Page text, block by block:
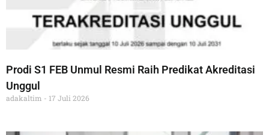
Prodi S1 FEB Unmul Resmi Raih Predikat Akreditasi
Unggul
adakaltim 17 Juli 2026